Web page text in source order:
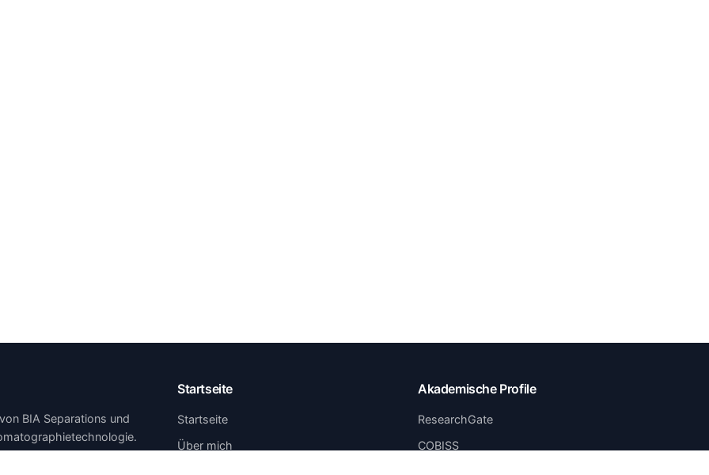
BIA Separations und
Startseite
Startseite
Über mich
Akademische Profile
ResearchGate
COBISS